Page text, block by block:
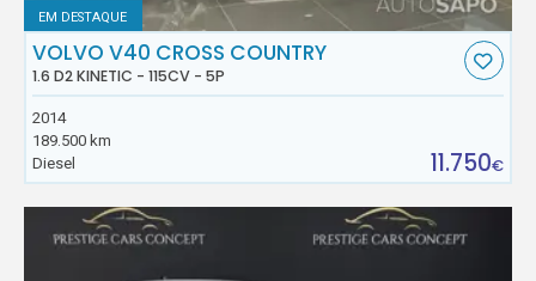
EM DESTAQUE
VOLVO V40 CROSS COUNTRY
1.6 D2 KINETIC - 115CV - 5P
2014
189.500 km
Diesel
11.750€